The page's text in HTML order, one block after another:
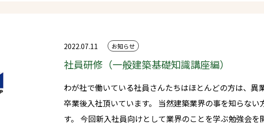
ます＼＼\\٩( 'ω' )و //／／
2022.07.11 お知らせ
社員研修（一般建築基礎知識講座編）
わが社で働いている社員さんたちはほとんどの方は、異
卒業後入社頂いています。 当然建築業界の事を知らない方がほとんどで
す。 今回新入社員向けとして業界のことを学ぶ勉強会を開催しまし